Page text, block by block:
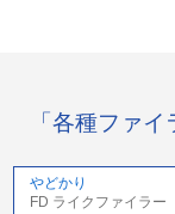
「各種ファ
やどかり
FD ライクファイラー